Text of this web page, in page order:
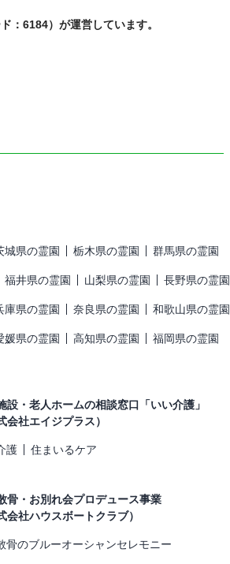
：6184）が運営しています。
城県の霊園 栃木県の霊園 群馬県の霊園
福井県の霊園 山梨県の霊園 長野県の霊園
庫県の霊園 奈良県の霊園 和歌山県の霊園
媛県の霊園 高知県の霊園 福岡県の霊園
設・老人ホームの相談窓口「いい介護」
会社エイジプラス）
護 住まいるケア
骨・お別れ会プロデュース事業
会社ハウスボートクラブ）
骨のブルーオーシャンセレモニー